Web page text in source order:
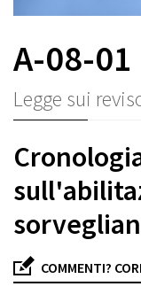
A-08-01
Legge sui
COMMENTI?